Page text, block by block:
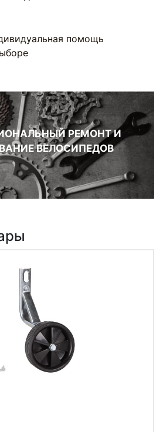
помощь
РЕМОНТ И
ВЕЛОСИПЕДОВ